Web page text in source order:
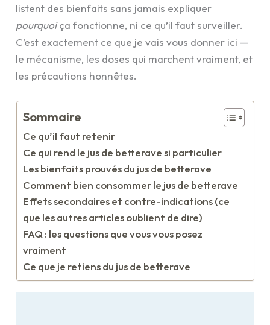
listent des bienfaits sans jamais expliquer
pourquoiça fonctionne, ni ce qu’il faut surveiller.
C’est exactement ce que je vais vous donner ici —
le mécanisme, les doses qui marchent vraiment, et
les précautions honnêtes.
Sommaire
Ce qu’il faut retenir
Ce qui rend le jus de betterave si particulier
Les bienfaits prouvés du jus de betterave
Comment bien consommer le jus de betterave
Effets secondaires et contre-indications (ce
que les autres articles oublient de dire)
FAQ : les questions que vous vous posez
vraiment
Ce que je retiens du jus de betterave